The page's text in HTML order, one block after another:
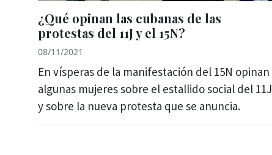
¿Qué opinan las cubanas de las
protestas del 11J y el 15N?
08/11/2021
En vísperas de la manifestación del 15N opinan
algunas mujeres sobre el estallido social del 11J
y sobre la nueva protesta que se anuncia.